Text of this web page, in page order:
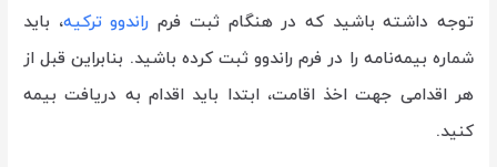
توجه داشته باشید که در هنگام ثبت فرم راندوو ترکیه، باید
شماره بیمه‌نامه را در فرم راندوو ثبت کرده باشید. بنابراین قبل از
هر اقدامی جهت اخذ اقامت، ابتدا باید اقدام به دریافت بیمه
کنید.